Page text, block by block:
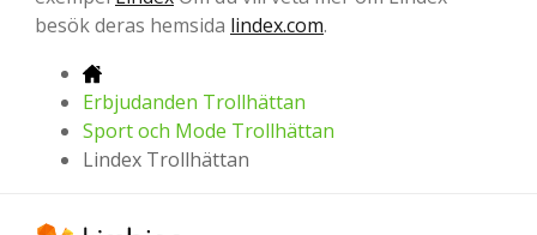
besök deras hemsida lindex.com.
Erbjudanden Trollhättan
Sport och Mode Trollhättan
Lindex Trollhättan